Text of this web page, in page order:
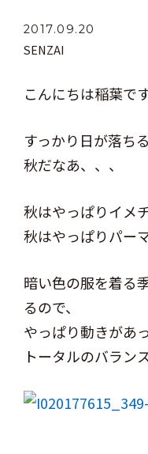
2017.09.20
SENZAI
こんにちは稲葉で
すっかり日が落ち
秋だなあ、、、
秋はやっぱりイメ
秋はやっぱりパー
暗い色の服を着る
るので、
やっぱり動きがあ
トータルのバラン